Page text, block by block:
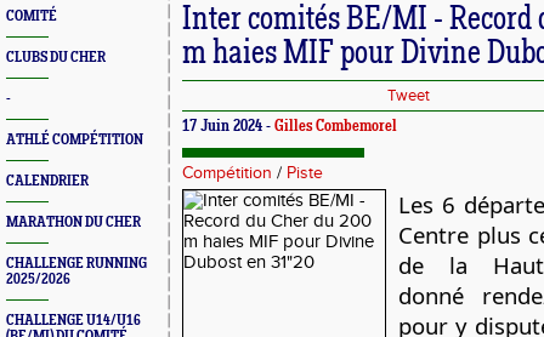
COMITÉ
CLUBS DU CHER
-
ATHLÉ COMPÉTITION
CALENDRIER
MARATHON DU CHER
CHALLENGE RUNNING
2025/2026
CHALLENGE U14/U16
Inter comités BE/MI - Record
m haies MIF pour Divine
Tweet
17 Juin 2024 - Gilles Combemorel
Compétition / Piste
Les 6
Centre plus
de la
donné
pour y